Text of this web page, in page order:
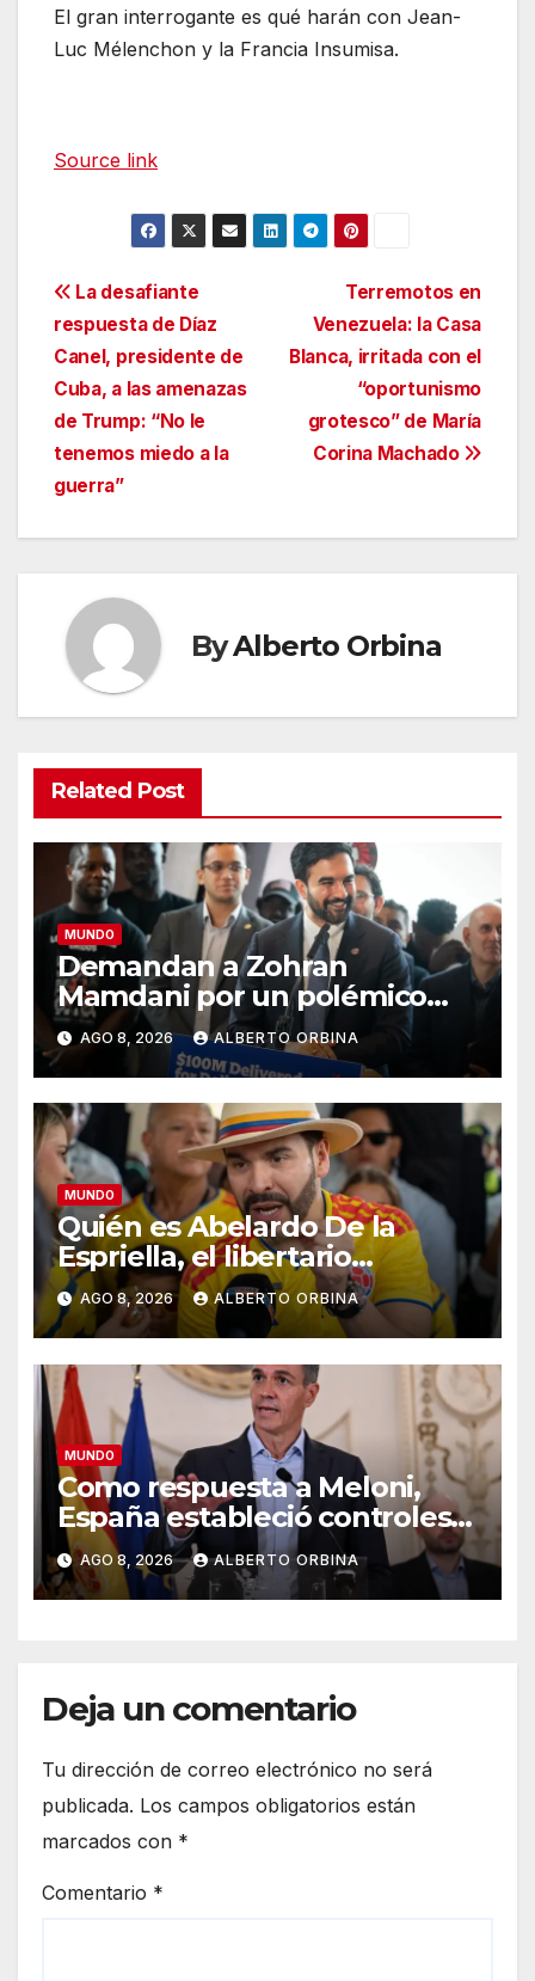
El gran interrogante es qué harán con Jean-
Luc Mélenchon y la Francia Insumisa.
Source link
Navegación
de
entradas
Terremotos en
Venezuela: la Casa
Blanca, irritada con el
“oportunismo
grotesco” de María
Corina Machado
La desafiante
respuesta de Díaz
Canel, presidente de
Cuba, a las amenazas
de Trump: “No le
tenemos miedo a la
guerra”
ByAlberto Orbina
Related Post
MUNDO
Demandan a Zohran
Mamdani por un polémico
impuesto inmobiliario que
podría afectar a miles de
personas
AGO 8, 2026 ALBERTO ORBINA
MUNDO
Quién es Abelardo De la
Espriella, el libertario
admirador de Javier Milei que
asumió la presidencia de
Colombia
AGO 8, 2026 ALBERTO ORBINA
MUNDO
Como respuesta a Meloni,
España estableció controles
fronterizos a viajeros desde
Italia
AGO 8, 2026 ALBERTO ORBINA
Deja un comentario
Tu dirección de correo electrónico no será
publicada. Los campos obligatorios están
marcados con *
Comentario *